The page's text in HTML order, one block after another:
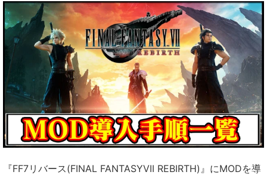
『FF7リバース(FINAL FANTASYVII REBIRTH)』にMODを導